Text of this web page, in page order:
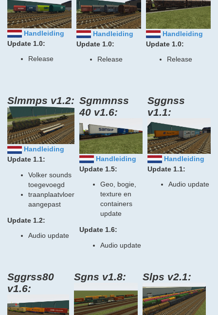
Handleiding
Update 1.0:
Release
Handleiding
Update 1.0:
Release
Handleiding
Update 1.0:
Release
Slmmps v1.2:
Handleiding
Update 1.1:
Volker sounds
toegevoegd
traanplaatvloer
aangepast
Update 1.2:
Audio update
Sgmmnss
40 v1.6:
Handleiding
Update 1.5:
Geo, bogie,
texture en
containers
update
Update 1.6:
Audio update
Sggnss
v1.1:
Handleiding
Update 1.1:
Audio update
Sggrss80
v1.6:
Sgns v1.8: Slps v2.1: